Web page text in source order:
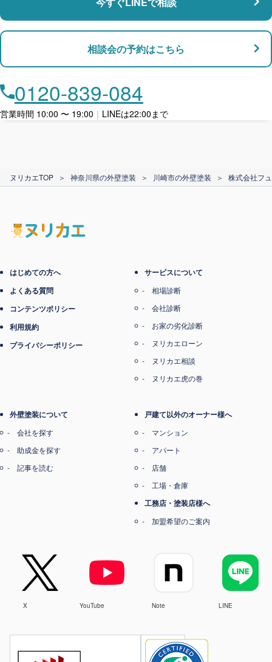
支払い対応
ローン利用
カード支払い
店舗・事務所対応
相談会の予約はこちら
0120-839-084
営業時間 10:00 〜 19:00 ｜ LINEは22:00まで
ヌリカエTOP ＞ 神奈川県の外壁塗装 ＞ 川崎市の外壁塗装 ＞ 株式会社フ
はじめての方へ
よくある質問
コンテンツポリシー
利用規約
プライバシーポリシー
サービスについて
相場診断
会社診断
お家の劣化診断
ヌリカエローン
ヌリカエ相談
ヌリカエ虎の巻
外壁塗装について
会社を探す
助成金を探す
記事を読む
戸建て以外のオーナー様へ
マンション
アパート
店舗
工場・倉庫
工務店・塗装店様へ
加盟希望のご案内
X YouTube Note LINE